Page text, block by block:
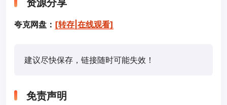
资源分享
夸克网盘： [转存|在线观看]
建议尽快保存，链接随时可能失效！
免责声明